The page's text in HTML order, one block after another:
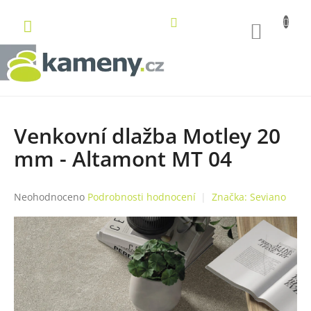
obsah
Venkovní dlažba Motley 20
mm - Altamont MT 04
Průměrné
produktu
je
0,0
z
5
hvězdiček.
Neohodnoceno Podrobnosti hodnocení Značka: Seviano